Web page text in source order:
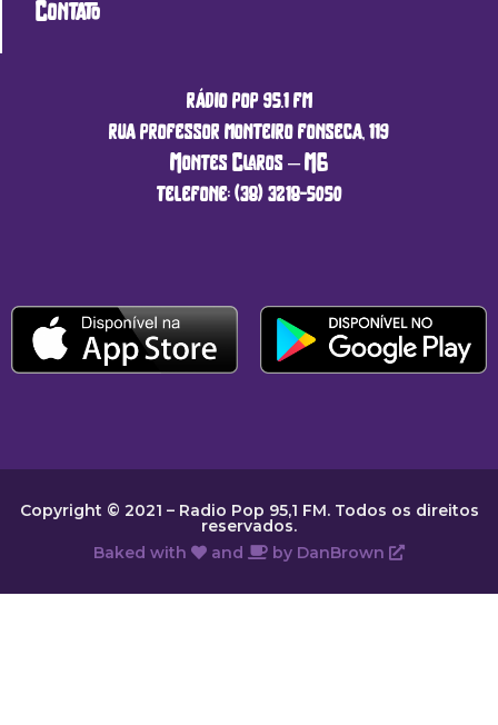
Contato
rádio pop 95.1 fm
rua professor monteiro fonseca, 119
Montes Claros – MG
telefone: (38) 3218-5050
Copyright © 2021 – Radio Pop 95,1 FM. Todos os direitos
reservados.
Baked with
and by DanBrown